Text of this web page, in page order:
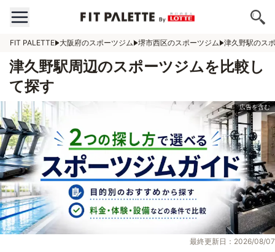
FIT PALETTE 大阪府のスポーツジム 堺市西区のスポーツジム 津久野駅のス
津久野駅周辺のスポーツジムを比較し
て探す
最終更新日：2026/08/07